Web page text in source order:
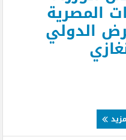
المصرية
الدولي